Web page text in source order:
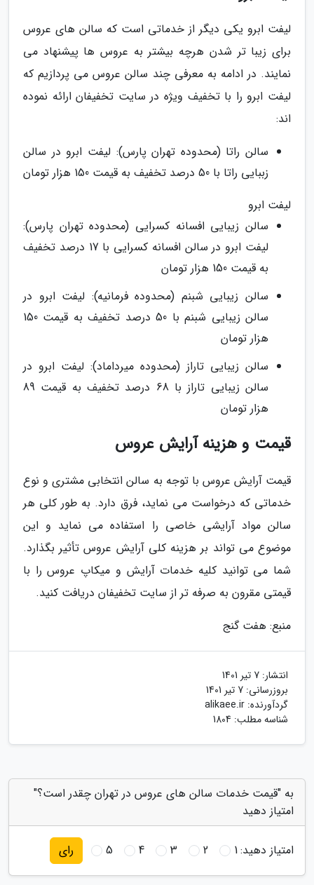
لیفت ابرو یکی دیگر از خدماتی است که سالن های عروس
برای زیبا تر شدن هرچه بیشتر به عروس ها پیشنهاد می
نمایند. در ادامه به معرفی چند سالن عروس می پردازیم که
لیفت ابرو را با تخفیف ویژه در سایت تخفیفان ارائه نموده
اند:
سالن راتا (محدوده تهران پارس): لیفت ابرو در سالن
زببایی راتا با 50 درصد تخفیف به قیمت 150 هزار تومان
لیفت ابرو
سالن زیبایی افسانه کسرایی (محدوده تهران پارس):
لیفت ابرو در سالن افسانه کسرایی با 17 درصد تخفیف
به قیمت 150 هزار تومان
سالن زیبایی شبنم (محدوده فرمانیه): لیفت ابرو در
سالن زیبایی شبنم با 50 درصد تخفیف به قیمت 150
هزار تومان
سالن زیبایی تاراز (محدوده میرداماد): لیفت ابرو در
سالن زیبایی تاراز با 68 درصد تخفیف به قیمت 89
هزار تومان
قیمت و هزینه آرایش عروس
قیمت آرایش عروس با توجه به سالن انتخابی مشتری و نوع
خدماتی که درخواست می نماید، فرق دارد. به طور کلی هر
سالن مواد آرایشی خاصی را استفاده می نماید و این
موضوع می تواند بر هزینه کلی آرایش عروس تأثیر بگذارد.
شما می توانید کلیه خدمات آرایش و میکاپ عروس را با
قیمتی مقرون به صرفه تر از سایت تخفیفان دریافت کنید.
منبع: هفت گنج
انتشار: 7 تیر 1401
بروزرسانی: 7 تیر 1401
گردآورنده: alikaee.ir
شناسه مطلب: 1804
به "قیمت خدمات سالن های عروس در تهران چقدر است؟"
امتیاز دهید
امتیاز دهید:1
2
3
4
5 رای